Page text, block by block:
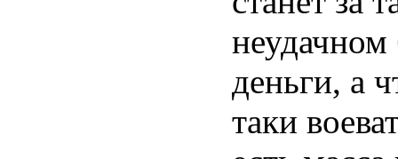
деньги, а
таки